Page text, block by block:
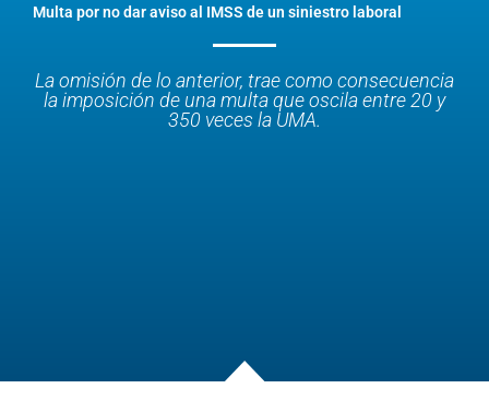
Multa por no dar aviso al IMSS de un siniestro laboral
La omisión de lo anterior, trae como consecuencia
la imposición de una multa que oscila entre 20 y
350 veces la UMA.